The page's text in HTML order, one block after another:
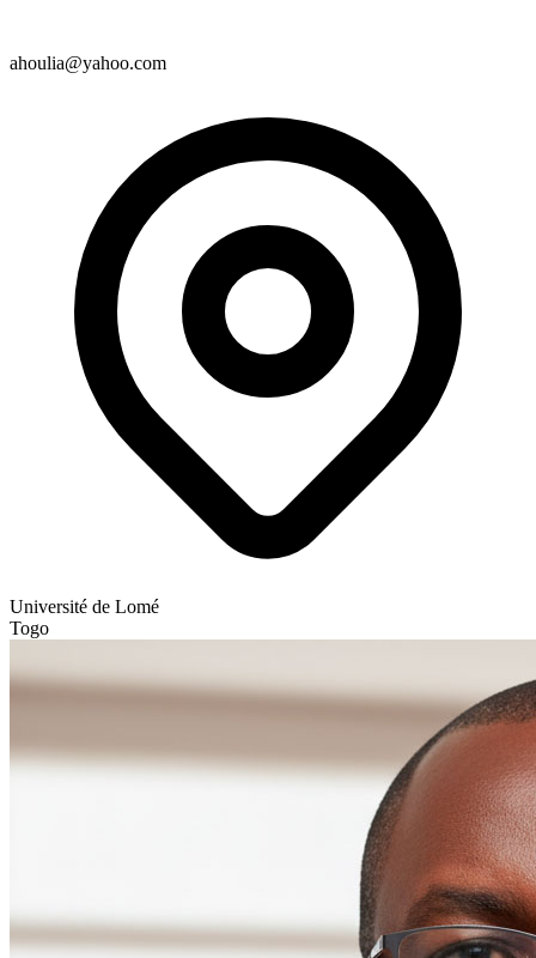
ahoulia@yahoo.com
Université de Lomé
Togo